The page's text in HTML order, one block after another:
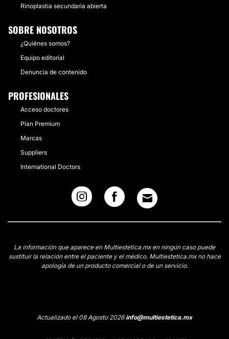
Rinoplastia secundaria abierta
SOBRE NOSOTROS
¿Quiénes somos?
Equipo editorial
Denuncia de contenido
PROFESIONALES
Acceso doctores
Plan Premium
Marcas
Suppliers
International Doctors
La información que aparece en Multiestetica.mx en ningún caso puede
sustituir la relación entre el paciente y el médico. Multiestetica.mx no hace
apología de un producto comercial o de un servicio.
Actualizado el 08 Agosto 2026info@multiestetica.mx